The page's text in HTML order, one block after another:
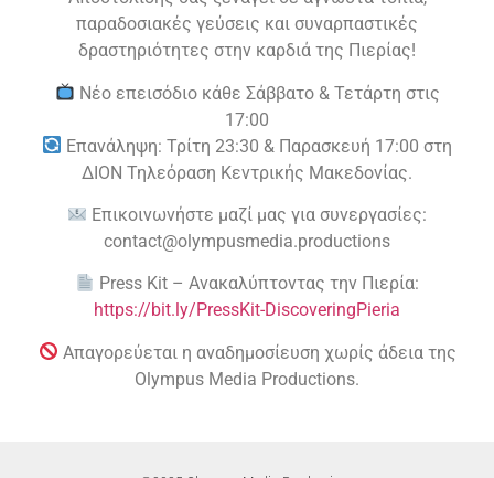
παραδοσιακές γεύσεις και συναρπαστικές
δραστηριότητες στην καρδιά της Πιερίας!
Νέο επεισόδιο κάθε Σάββατο & Τετάρτη στις
17:00
Επανάληψη: Τρίτη 23:30 & Παρασκευή 17:00 στη
ΔΙΟΝ Τηλεόραση Κεντρικής Μακεδονίας.
Επικοινωνήστε μαζί μας για συνεργασίες:
contact@olympusmedia.productions
Press Kit – Ανακαλύπτοντας την Πιερία:
https://bit.ly/PressKit-DiscoveringPieria
Απαγορεύεται η αναδημοσίευση χωρίς άδεια της
Olympus Media Productions.